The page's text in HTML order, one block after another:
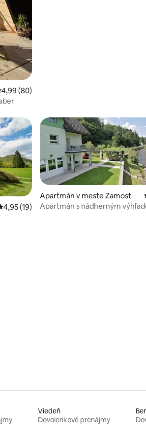
ohodnotenie 4,99 z 5, počet
4,99 (80)
16
ohodnotenie 4,95 z 5, počet
4,95 (19)
Apartmán v meste Zamost
Apartmán s nádherným
Viedeň
Dovolenkové prenájmy